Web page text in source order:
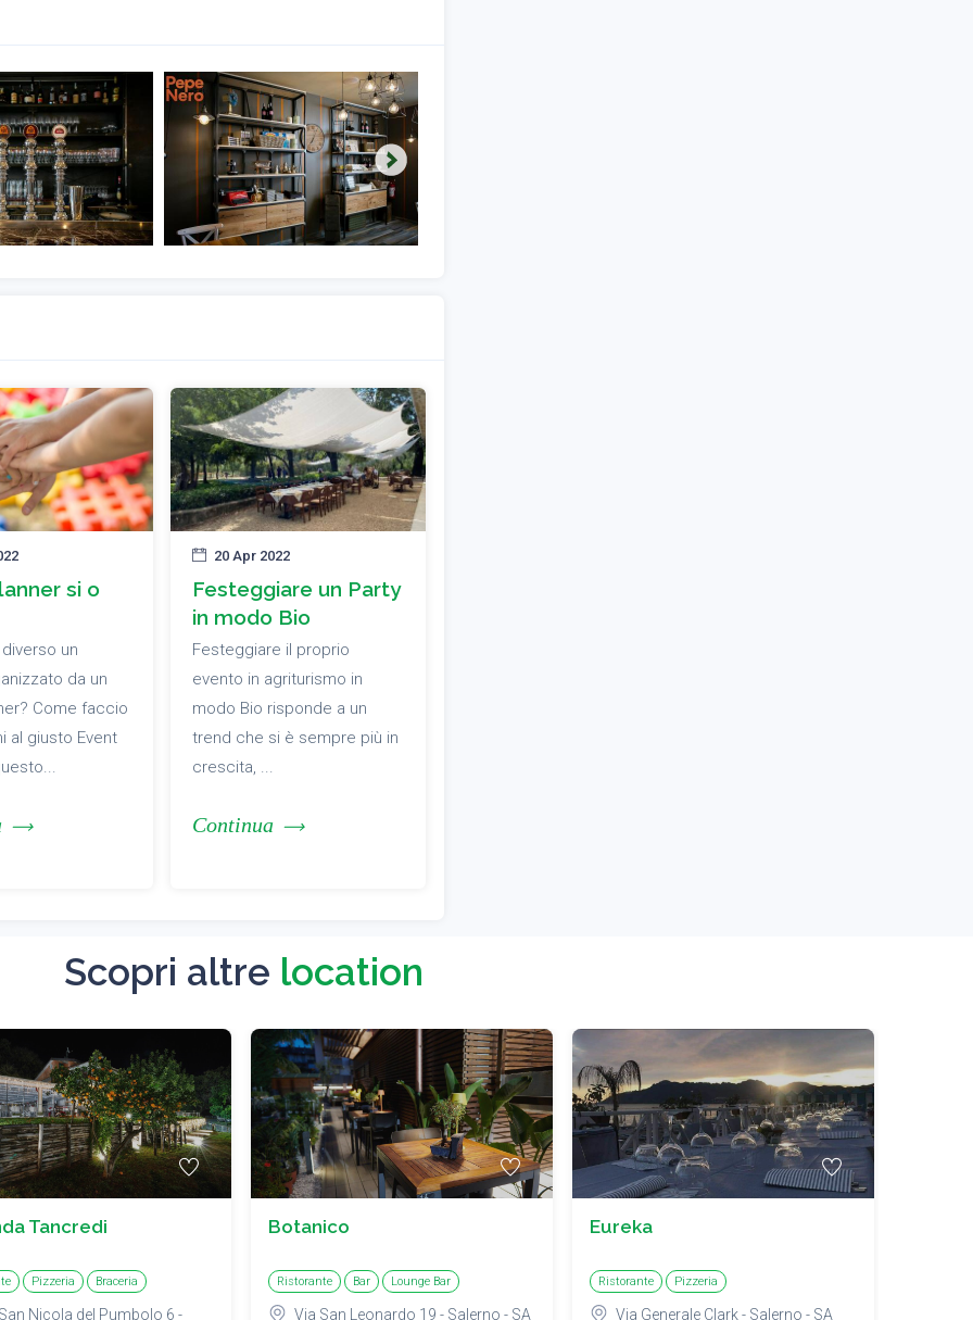
si o
un
da un
Come faccio
al giusto Event
20 Apr 2022
Festeggiare un Party
in modo Bio
Festeggiare il proprio
evento in agriturismo in
modo Bio risponde a un
trend che si è sempre più in
crescita, ...
Continua
Scopri altre location
Tancredi
Pizzeria Braceria
Nicola del Pumbolo 6 -
Botanico
Ristorante Bar Lounge Bar
Via San Leonardo 19 - Salerno - SA
Eureka
Ristorante
Pizzeria
Stabilimento balneare
Via Generale Clark - Salerno - SA